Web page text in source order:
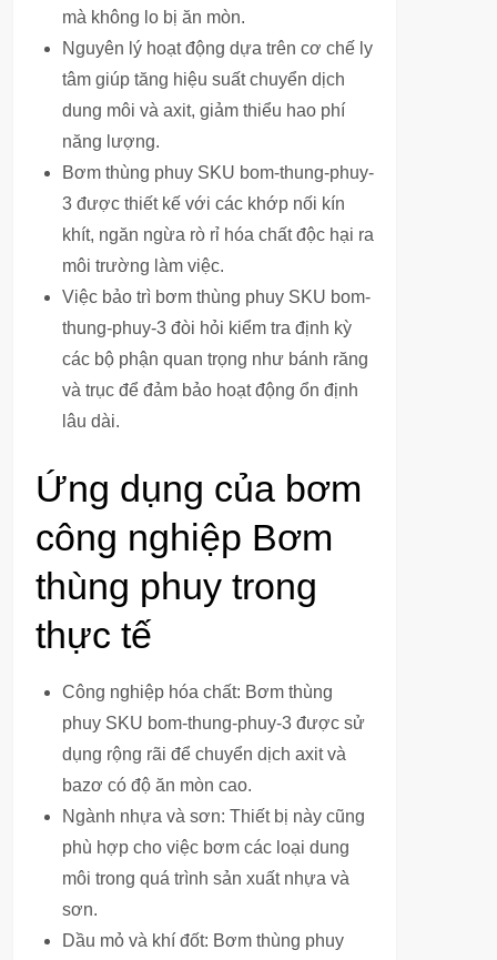
mà không lo bị ăn mòn.
Nguyên lý hoạt động dựa trên cơ chế ly
tâm giúp tăng hiệu suất chuyển dịch
dung môi và axit, giảm thiểu hao phí
năng lượng.
Bơm thùng phuy SKU bom-thung-phuy-
3 được thiết kế với các khớp nối kín
khít, ngăn ngừa rò rỉ hóa chất độc hại ra
môi trường làm việc.
Việc bảo trì bơm thùng phuy SKU bom-
thung-phuy-3 đòi hỏi kiểm tra định kỳ
các bộ phận quan trọng như bánh răng
và trục để đảm bảo hoạt động ổn định
lâu dài.
Ứng dụng của bơm
công nghiệp Bơm
thùng phuy trong
thực tế
Công nghiệp hóa chất: Bơm thùng
phuy SKU bom-thung-phuy-3 được sử
dụng rộng rãi để chuyển dịch axit và
bazơ có độ ăn mòn cao.
Ngành nhựa và sơn: Thiết bị này cũng
phù hợp cho việc bơm các loại dung
môi trong quá trình sản xuất nhựa và
sơn.
Dầu mỏ và khí đốt: Bơm thùng phuy